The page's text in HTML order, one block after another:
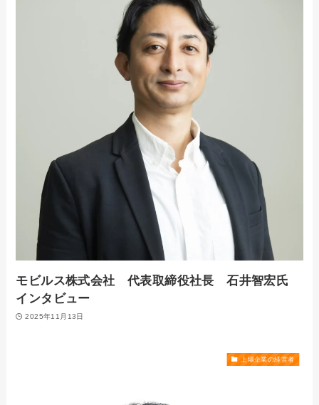
モビルス株式会社 代表取締役社長 石井智宏氏
インタビュー
2025年11月13日
上場企業の経営者